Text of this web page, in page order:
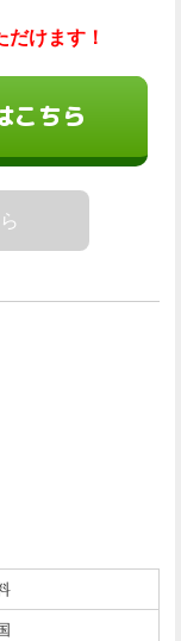
けます！
こちら